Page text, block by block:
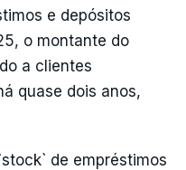
e depósitos
o montante do
a clientes
quase dois anos,
de empréstimos